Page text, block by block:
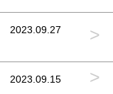
2023.09.27 >
2023.09.15 >